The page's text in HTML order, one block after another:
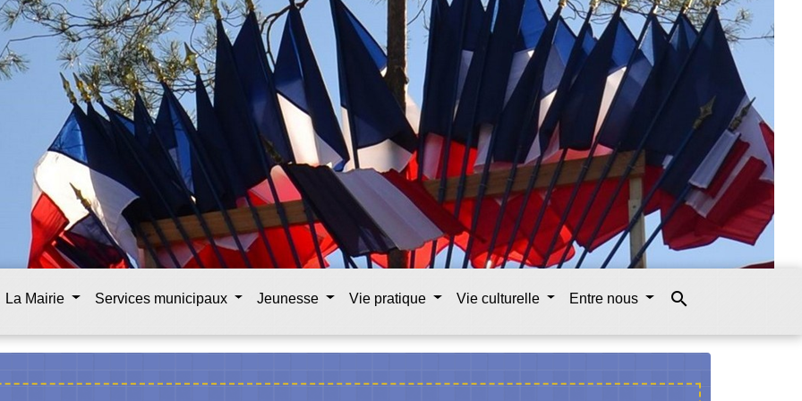
La Mairie Services municipaux Jeunesse Vie pratique Vie culturelle Entre nous search